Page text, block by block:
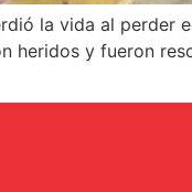
la vida al perder
heridos y fueron